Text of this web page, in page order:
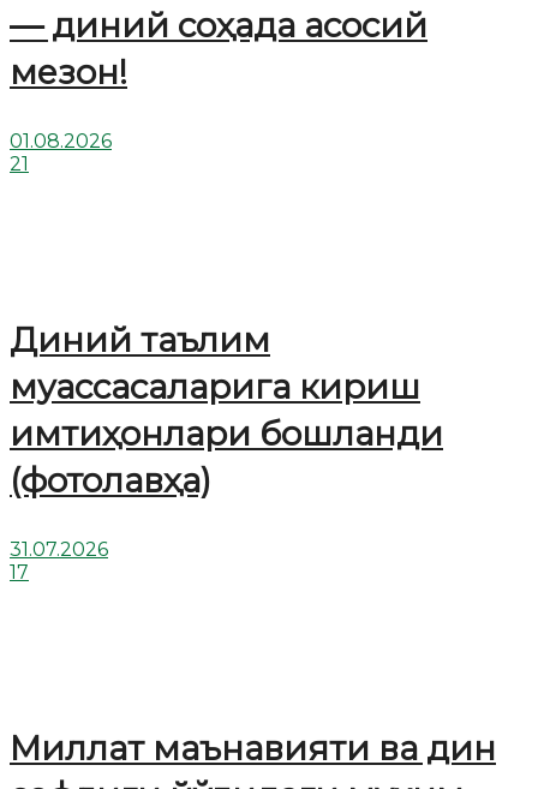
— диний соҳада асосий
мезон!
01.08.2026
21
Диний таълим
муассасаларига кириш
имтиҳонлари бошланди
(фотолавҳа)
31.07.2026
17
Миллат маънавияти ва дин